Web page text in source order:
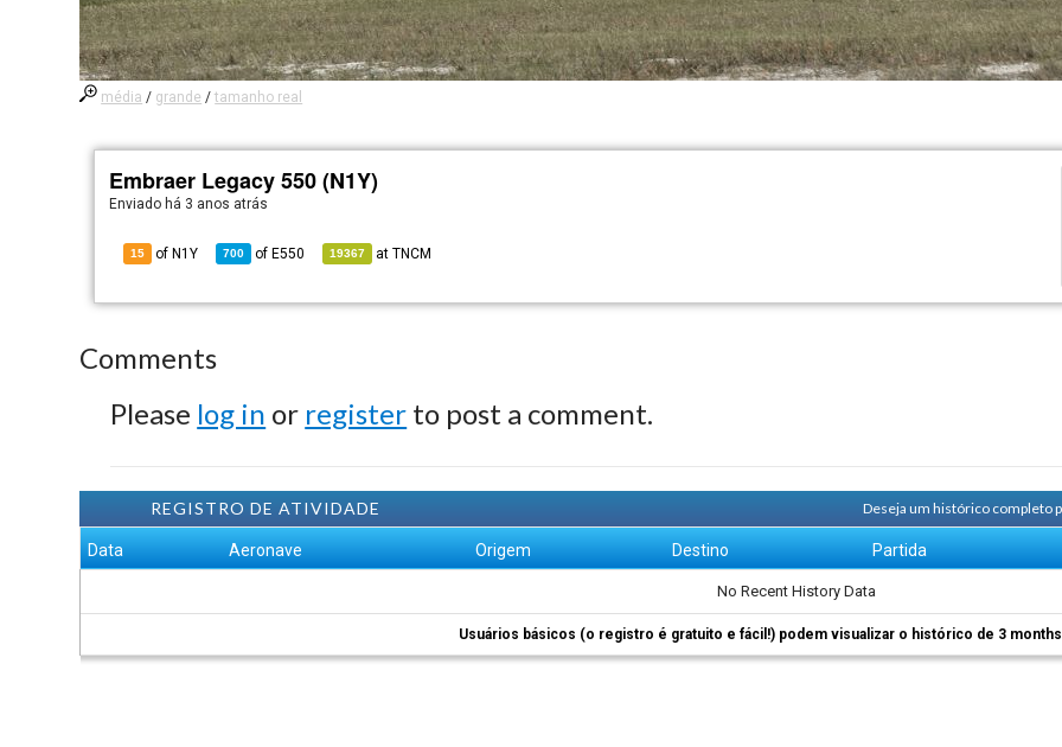
média / grande /tamanho real
Embraer Legacy 550 (N1Y)
Enviado há 3 anos atrás
15 of N1Y 700 of E550 19367 atTNCM
Comments
Please log in or register to post a comment.
REGISTRO DE ATIVIDADE Deseja um histórico completo
Data Aeronave Origem Destino Partida
No Recent History Data
Usuários básicos (o registro é gratuito e fácil!) podem visualizar o histórico de 3